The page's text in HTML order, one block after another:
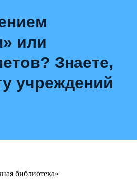
или
Знаете,
учреждений
библиотека»